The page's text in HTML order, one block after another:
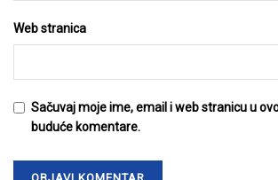
Web stranica
Sačuvaj moje ime, email i web stranicu u
buduće komentare.